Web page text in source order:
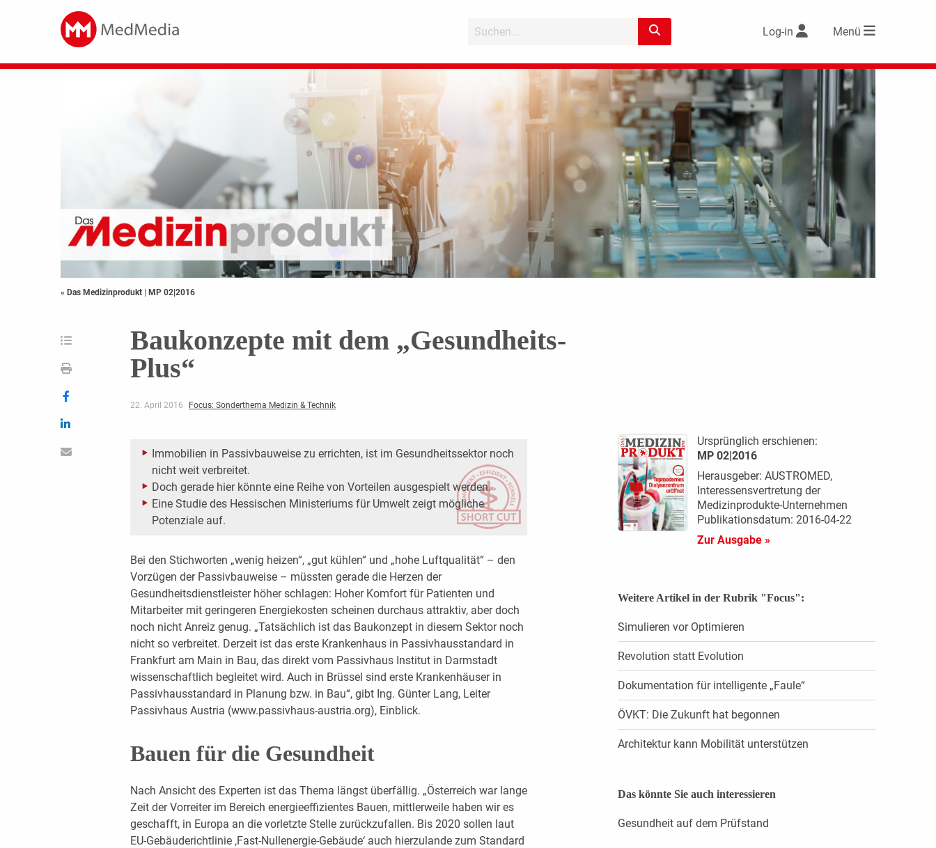
Log-in Menü
« Das Medizinprodukt | MP 02|2016
Baukonzepte mit dem ­„Gesundheits-
Plus“
22. April 2016 Focus: Sonderthema Medizin & Technik
Immobilien in Passivbauweise zu errichten, ist im Gesundheitssektor noch
nicht weit verbreitet.
Doch gerade hier könnte eine Reihe von Vorteilen ausgespielt werden.
Eine Studie des Hessischen Ministeriums für Umwelt zeigt mögliche
Potenziale auf.
Bei den Stichworten „wenig heizen“, „gut kühlen“ und „hohe Luftqualität“ – den
Vorzügen der Passivbauweise – müssten gerade die Herzen der
Gesundheitsdienstleister höher schlagen: Hoher Komfort für Patienten und
Mitarbeiter mit geringeren Energiekosten scheinen durchaus attraktiv, aber doch
noch nicht Anreiz genug. „Tatsächlich ist das Baukonzept in diesem Sektor noch
nicht so verbreitet. Derzeit ist das erste Krankenhaus in Passivhausstandard in
Frankfurt am Main in Bau, das direkt vom Passivhaus Institut in Darmstadt
wissenschaftlich begleitet wird. Auch in Brüssel sind erste Krankenhäuser in
Passivhausstandard in Planung bzw. in Bau“, gibt Ing. Günter Lang, Leiter
Passivhaus Austria (www.passivhaus-austria.org), Einblick.
Bauen für die Gesundheit
Nach Ansicht des Experten ist das Thema längst überfällig. „Österreich war lange
Zeit der Vorreiter im Bereich energieeffizientes Bauen, mittlerweile haben wir es
geschafft, in Europa an die vorletzte Stelle zurückzufallen. Bis 2020 sollen laut
EU-Gebäuderichtlinie ‚Fast-Nullenergie-Gebäude‘ auch hierzulande zum Standard
Ursprünglich erschienen:
MP 02|2016
Herausgeber: AUSTROMED,
Interessensvertretung der
Medizinprodukte-Unternehmen
Publikationsdatum: 2016-04-22
Zur Ausgabe »
Weitere Artikel in der Rubrik "Focus":
Simulieren vor Optimieren
Revolution statt Evolution
Dokumentation für ­intelligente „Faule“
ÖVKT: Die Zukunft hat begonnen
Architektur kann Mobilität unterstützen
Das könnte Sie auch interessieren
Gesundheit auf dem Prüfstand